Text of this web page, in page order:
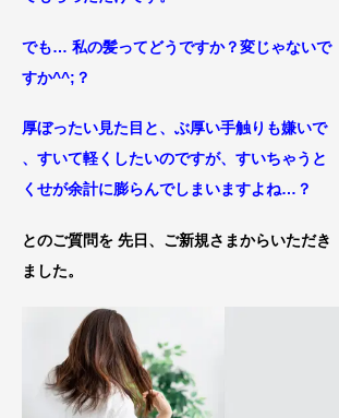
でも… 私の髪ってどうですか？変じゃないで
すか^^;？
厚ぼったい見た目と、ぶ厚い手触りも嫌いで
、すいて軽くしたいのですが、すいちゃうと
くせが余計に膨らんでしまいますよね…？
とのご質問を 先日、ご新規さまからいただき
ま した。